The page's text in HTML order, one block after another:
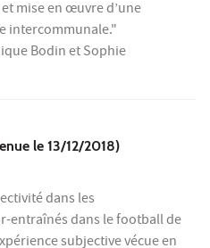
mise en œuvre d’une
intercommunale."
Bodin et Sophie
le 13/12/2018)
dans les
entraînés dans le football de
subjective vécue en